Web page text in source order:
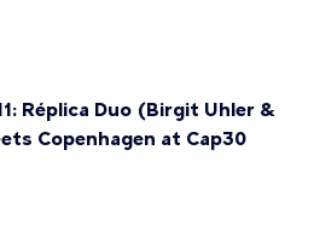
Réplica Duo (Birgit Uhler &
Copenhagen at Cap30